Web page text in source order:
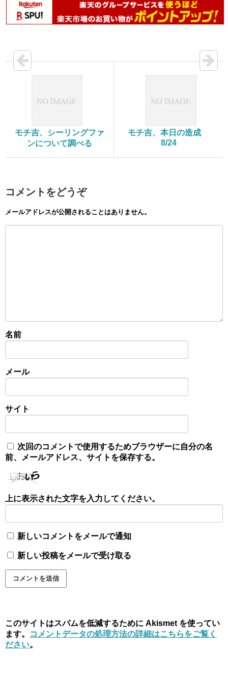
モチ吉、シーリングファ
ンについて調べる
モチ吉、本日の造成
8/24
コメントをどうぞ
メールアドレスが公開されることはありません。
名前
メール
サイト
次回のコメントで使用するためブラウザーに自分の名
前、メールアドレス、サイトを保存する。
上に表示された文字を入力してください。
新しいコメントをメールで通知
新しい投稿をメールで受け取る
このサイトはスパムを低減するために Akismet を使ってい
ます。
コメントデータの処理方法の詳細はこちらをご覧く
ださい。